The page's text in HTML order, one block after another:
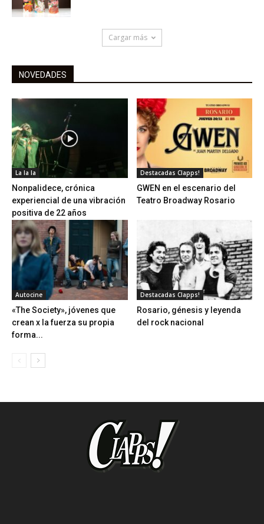
Cargar más
NOVEDADES
La la la
Nonpalidece, crónica
experiencial de una vibración
positiva de 22 años
Destacadas Clapps!
GWEN en el escenario del
Teatro Broadway Rosario
Autocine
«The Society», jóvenes que
crean x la fuerza su propia
forma...
Destacadas Clapps!
Rosario, génesis y leyenda
del rock nacional